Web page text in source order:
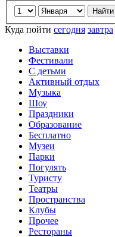
Куда пойти сегодня завтра
Выставки
Фестивали
С детьми
Активный отдых
Музыка
Шоу
Праздники
Образование
Бесплатно
Музеи
Парки
Погулять
Туристу
Театры
Пространства
Клубы
Прочее
Рестораны